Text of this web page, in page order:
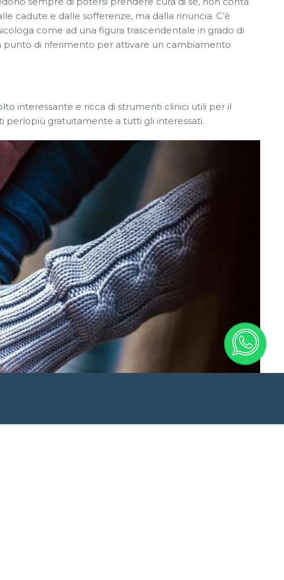
cadute e dalle sofferenze, ma dalla rinuncia. C’è
come ad una figura trascendentale in grado di
punto di riferimento per attivare un cambiamento
interessante e ricca di strumenti clinici utili per il
perlopiù gratuitamente a tutti gli interessati.